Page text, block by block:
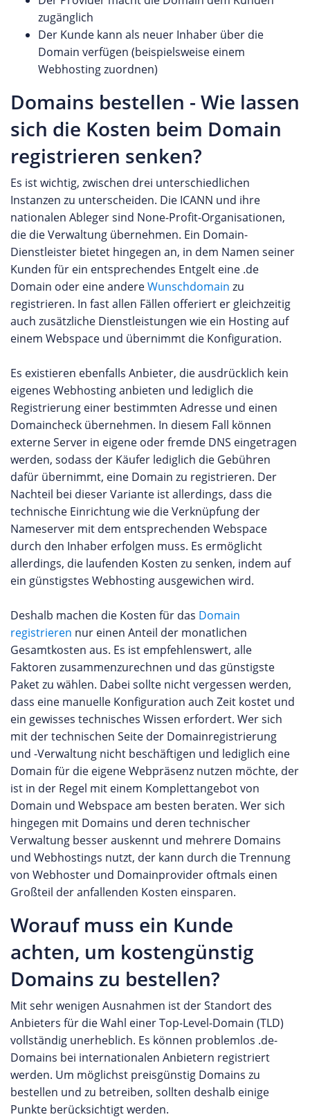
zugänglich
Der Kunde kann als neuer Inhaber über die
Domain verfügen (beispielsweise einem
Webhosting zuordnen)
Domains bestellen - Wie lassen
sich die Kosten beim Domain
registrieren senken?
Es ist wichtig, zwischen drei unterschiedlichen
Instanzen zu unterscheiden. Die ICANN und ihre
nationalen Ableger sind None-Profit-Organisationen,
die die Verwaltung übernehmen. Ein Domain-
Dienstleister bietet hingegen an, in dem Namen seiner
Kunden für ein entsprechendes Entgelt eine .de
Domain oder eine andereWunschdomain zu
registrieren. In fast allen Fällen offeriert er gleichzeitig
auch zusätzliche Dienstleistungen wie ein Hosting auf
einem Webspace und übernimmt die Konfiguration.
Es existieren ebenfalls Anbieter, die ausdrücklich kein
eigenes Webhosting anbieten und lediglich die
Registrierung einer bestimmten Adresse und einen
Domaincheck übernehmen. In diesem Fall können
externe Server in eigene oder fremde DNS eingetragen
werden, sodass der Käufer lediglich die Gebühren
dafür übernimmt, eine Domain zu registrieren. Der
Nachteil bei dieser Variante ist allerdings, dass die
technische Einrichtung wie die Verknüpfung der
Nameserver mit dem entsprechenden Webspace
durch den Inhaber erfolgen muss. Es ermöglicht
allerdings, die laufenden Kosten zu senken, indem auf
ein günstigstes Webhosting ausgewichen wird.
Deshalb machen die Kosten für das Domain
registrieren nur einen Anteil der monatlichen
Gesamtkosten aus. Es ist empfehlenswert, alle
Faktoren zusammenzurechnen und das günstigste
Paket zu wählen. Dabei sollte nicht vergessen werden,
dass eine manuelle Konfiguration auch Zeit kostet und
ein gewisses technisches Wissen erfordert. Wer sich
mit der technischen Seite der Domainregistrierung
und -Verwaltung nicht beschäftigen und lediglich eine
Domain für die eigene Webpräsenz nutzen möchte, der
ist in der Regel mit einem Komplettangebot von
Domain und Webspace am besten beraten. Wer sich
hingegen mit Domains und deren technischer
Verwaltung besser auskennt und mehrere Domains
und Webhostings nutzt, der kann durch die Trennung
von Webhoster und Domainprovider oftmals einen
Großteil der anfallenden Kosten einsparen.
Worauf muss ein Kunde
achten, um kostengünstig
Domains zu bestellen?
Mit sehr wenigen Ausnahmen ist der Standort des
Anbieters für die Wahl einer Top-Level-Domain (TLD)
vollständig unerheblich. Es können problemlos .de-
Domains bei internationalen Anbietern registriert
werden. Um möglichst preisgünstig Domains zu
bestellen und zu betreiben, sollten deshalb einige
Punkte berücksichtigt werden.